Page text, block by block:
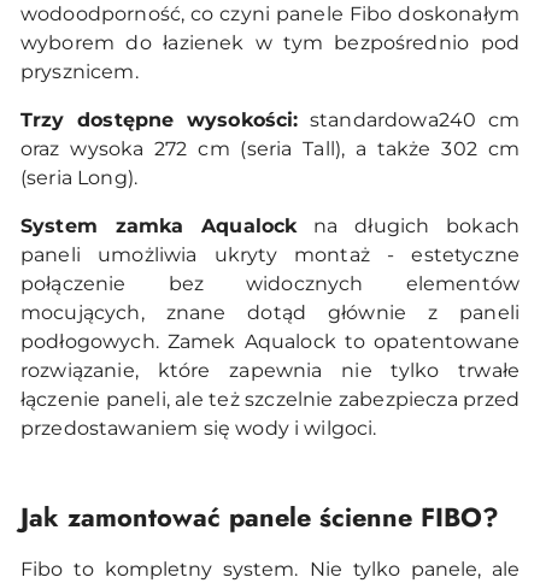
wodoodporność, co czyni panele Fibo doskonałym
wyborem do łazienek w tym bezpośrednio pod
prysznicem.
Trzy dostępne wysokości: standardowa240 cm
oraz wysoka 272 cm (seria Tall), a także 302 cm
(seria Long).
System zamka Aqualockna długich bokach
paneli umożliwia ukryty montaż - estetyczne
połączenie bez widocznych elementów
mocujących, znane dotąd głównie z paneli
podłogowych. Zamek Aqualock to opatentowane
rozwiązanie, które zapewnia nie tylko trwałe
łączenie paneli, ale też szczelnie zabezpiecza przed
przedostawaniem się wody i wilgoci.
Jak zamontować panele ścienne FIBO?
Fibo to kompletny system. Nie tylko panele, ale